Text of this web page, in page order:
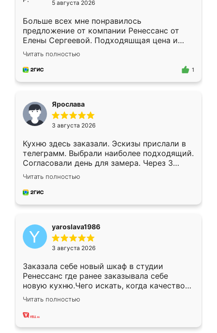
5 августа 2026
Больше всех мне понравилось
предложение от компании Ренессанс от
Елены Сергеевой. Подходяшщая цена и
короткие сроки изготовления. Приехавший
для замера сотрудник Владислав
предложил по моему эскизу самый
Читать полностью
1
Ярослава
3 августа 2026
Кухню здесь заказали. Эскизы прислали в
телеграмм. Выбрали наиболее подходящий.
Согласовали день для замера. Через 3
недели кухня была уже готова. Остались
довольны работой. Спасибо Ренессанс
мебель за качественную работу!
Читать полностью
yaroslava1986
3 августа 2026
Заказала себе новый шкаф в студии
Ренессанс где ранее заказывала себе
новую кухню.Чего искать, когда качеством
вполне довольна. Служит кухня уже почти
два года, нареканий нет.
Читать полностью